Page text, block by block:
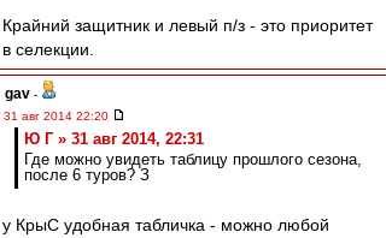
Крайний защитник и левый п/з - это приоритет
в селекции.
gav -
31 авг 2014 22:20
Ю Г » 31 авг 2014, 22:31
Где можно увидеть таблицу прошлого сезона,
после 6 туров? З
у КрыС удобная табличка - можно любой